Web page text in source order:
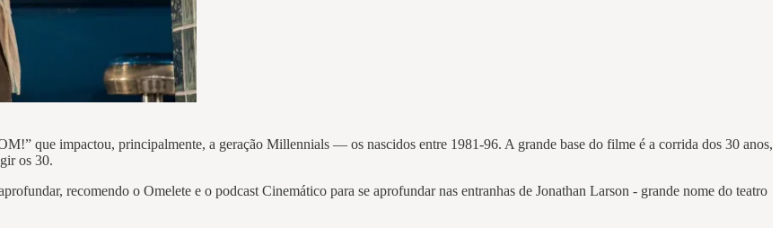
que impactou, principalmente, a geração Millennials — os nascidos entre 1981-96. A grande base do filme é a corrida dos 30 anos,
os 30.
recomendo o Omelete e o podcast Cinemático para se aprofundar nas entranhas de Jonathan Larson - grande nome do teatro